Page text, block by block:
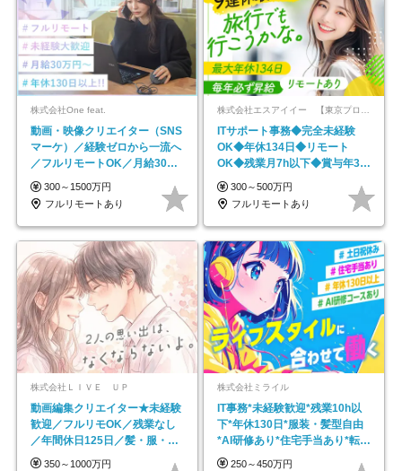
株式会社One feat.
動画・映像クリエイター（SNS
マーケ）／経験ゼロから一流へ
／フルリモートOK／月給30万
円～／年休130日以上
300～1500万円
フルリモートあり
ITサポート事務◆完全未経験
OK◆年休134日◆リモート
OK◆残業月7h以下◆賞与年3回
◆5年目まで必ず昇給
300～500万円
フルリモートあり
株式会社ＬＩＶＥ ＵＰ
動画編集クリエイター★未経験
歓迎／フルリモOK／残業なし
／年間休日125日／髪・服・ネ
イル自由／研修充実で安心
350～1000万円
株式会社ミライル
IT事務*未経験歓迎*残業10h以
下*年休130日*服装・髪型自由
*AI研修あり*住宅手当あり*転勤
なし
250～450万円